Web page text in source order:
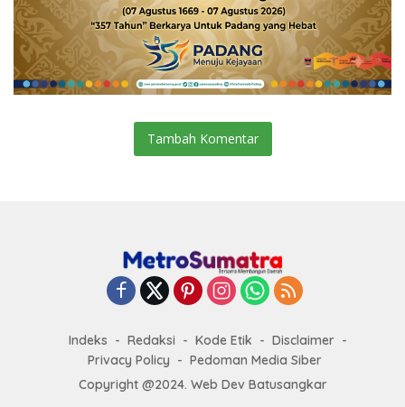
Tambah Komentar
Indeks Redaksi Kode Etik
Disclaimer
Privacy Policy
Pedoman Media Siber
Copyright @2024. Web Dev Batusangkar